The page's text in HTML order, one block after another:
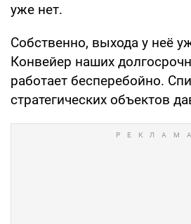
уже нет.
Собственно, выхода у неё
Конвейер наших
работает бесперебойно.
стратегических объектов